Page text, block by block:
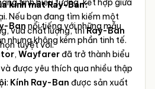
tính biểu tượng, kết hợp giữa
Nếu bạn đang tìm kiếm một
vừa chất lượng, thìRay-Ban
tuyệt vời.
kính mát Ray-Ban:
Ban nổi tiếng với những mẫu
nhưng không kém phần tinh tế.
, Wayfarerđã trở thành biểu
được yêu thích qua nhiều thập
: Kính Ray-Ban được sản xuất